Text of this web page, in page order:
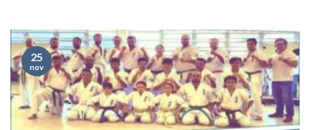
25
nov